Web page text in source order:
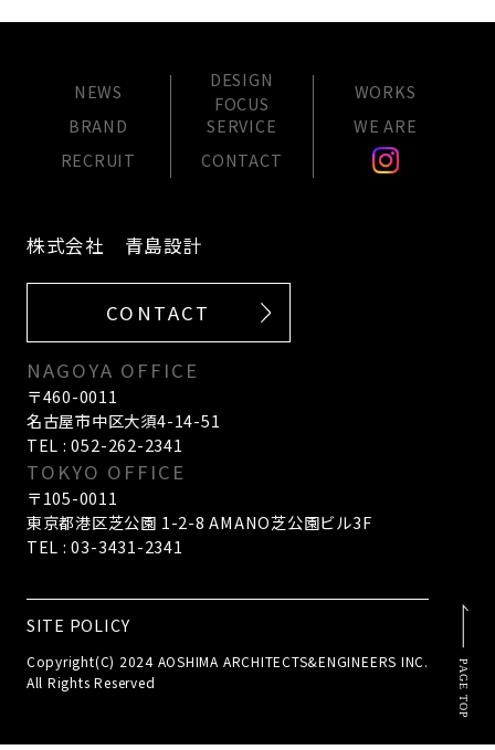
NEWS
DESIGN
FOCUS
WORKS
BRAND
SERVICE
WE ARE
RECRUIT
CONTACT
株式会社 青島設計
CONTACT
NAGOYA OFFICE
〒460-0011
名古屋市中区大須4-14-51
TEL : 052-262-2341
TOKYO OFFICE
〒105-0011
東京都港区芝公園 1-2-8 AMANO芝公園ビル3F
TEL : 03-3431-2341
Copyright(C) 2024 AOSHIMA ARCHITECTS&ENGINEERS INC.
All Rights Reserved
SITE POLICY